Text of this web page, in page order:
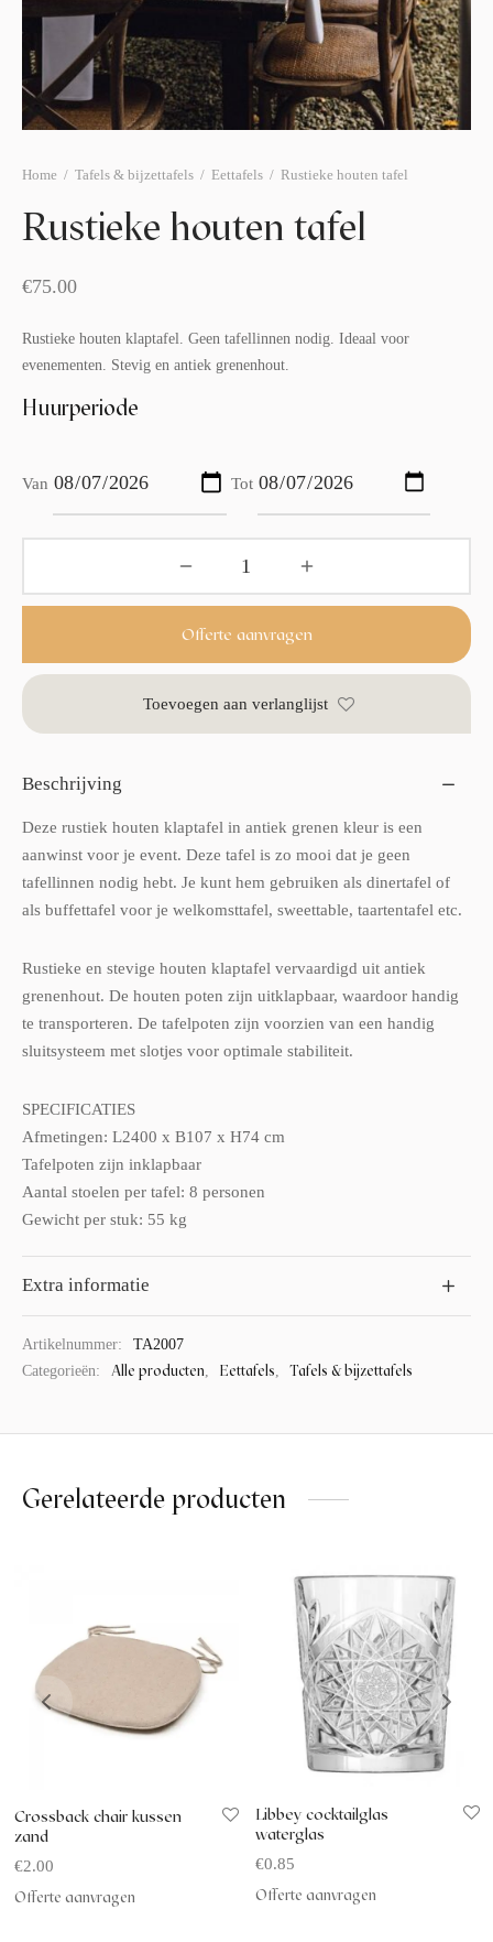
Home / Tafels & bijzettafels / Eettafels / Rustieke houten tafel
Rustieke houten tafel
€75.00
Rustieke houten klaptafel. Geen tafellinnen nodig. Ideaal voor
evenementen. Stevig en antiek grenenhout.
Huurperiode
Van Tot
Offerte aanvragen
Toevoegen aan verlanglijst
Beschrijving
Deze rustiek houten klaptafel in antiek grenen kleur is een
aanwinst voor je event. Deze tafel is zo mooi dat je geen
tafellinnen nodig hebt. Je kunt hem gebruiken als dinertafel of
als buffettafel voor je welkomsttafel, sweettable, taartentafel etc.
Rustieke en stevige houten klaptafel vervaardigd uit antiek
grenenhout. De houten poten zijn uitklapbaar, waardoor handig
te transporteren. De tafelpoten zijn voorzien van een handig
sluitsysteem met slotjes voor optimale stabiliteit.
SPECIFICATIES
Afmetingen: L2400 x B107 x H74 cm
Tafelpoten zijn inklapbaar
Aantal stoelen per tafel: 8 personen
Gewicht per stuk: 55 kg
Extra informatie
Artikelnummer:
TA2007
Categorieën:
Alle producten Eettafels Tafels & bijzettafels
Gerelateerde producten
Crossback chair kussen
zand
€2.00
Offerte aanvragen
Libbey cocktailglas
waterglas
€0.85
Offerte aanvragen
& sweettable
deco
items